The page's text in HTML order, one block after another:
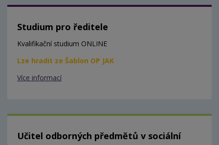
Studium pro ředitele
Kvalifikační studium ONLINE
Lze hradit ze Šablon OP JAK
Více informací
Učitel odborných předmětů v sociální